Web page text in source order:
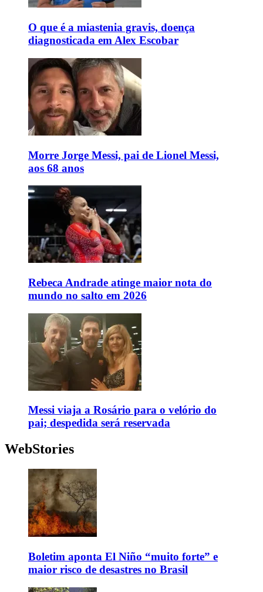
O que é a miastenia gravis, doença
diagnosticada em Alex Escobar
Morre Jorge Messi, pai de Lionel Messi,
aos 68 anos
Rebeca Andrade atinge maior nota do
mundo no salto em 2026
Messi viaja a Rosário para o velório do
pai; despedida será reservada
WebStories
Boletim aponta El Niño “muito forte” e
maior risco de desastres no Brasil